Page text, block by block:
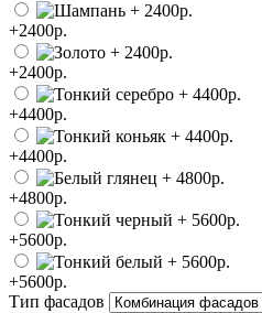
+2400р.
+2400р.
+4400р.
+4400р.
+4800р.
+5600р.
+5600р.
Тип фасадов